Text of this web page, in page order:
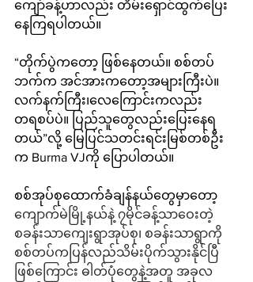
ကျော်ခန့်ဟာလည်း တိမ်းရှောင်ထွက်ပြေး
နေကြရပါတယ်။
“တိုက်ပွဲကတော့ ဖြစ်နေတယ်။ စစ်တပ်
ဘက်က အင်အားကတော့အများကြီးပဲ။
လက်နက်ကြီး၊လေကြောင်းကလည်း
တရစပ်ပဲ။ ပြည်သူတွေလည်းပြေးနေရ
တယ်”လို့ မြေပြင်သတင်းရင်းမြစ်တစ်ဦး
က Burma VJကို ပြောပါတယ်။
စစ်အုပ်စုထောက်ခံချန်နယ်တွေမှာ‌တော့
ကျောက်မဲမြို့နယ်နဲ့ ၇မိုင်ခန့်သာဝေးတဲ့
စခန်းသာကျေးရွာအုပ်စု၊ စခန်းသာရွာကို
စစ်တပ်ကပြန်လည်သိမ်းပိုက်သွားနိုင်ပြီ
ဖြစ်ကြောင်း ဓါတ်ပုံတွေနဲ့အတူ အခုလ